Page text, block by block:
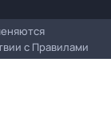
с Правилами